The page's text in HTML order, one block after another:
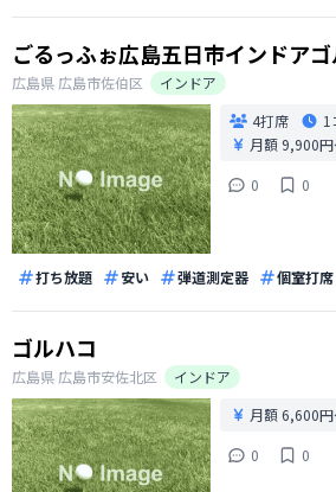
ごるっふぉ広島五日市インドア
広島県 広島市佐伯区
インドア
4打席
1
月額 9,900
0
0
打ち放題 安い 弾道測定器 個室打席
ゴルハコ
広島県 広島市安佐北区
インドア
月額 6,600
0
0